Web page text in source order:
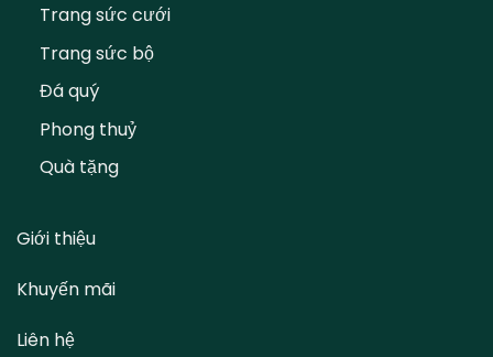
Trang sức cưới
Trang sức bộ
Đá quý
Phong thuỷ
Quà tặng
Giới thiệu
Khuyến mãi
Liên hệ